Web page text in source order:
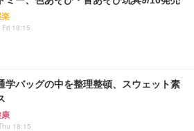
18:15
学バッグの中を整理整頓、スウェット素
18:15